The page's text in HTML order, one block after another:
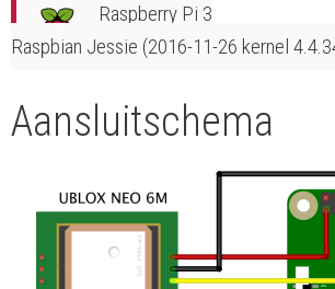
Raspberry Pi 3
Raspbian Jessie (2016-11-26 kernel
Aansluitschema